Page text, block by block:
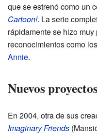
que se estrenó como un
Cartoon!. La serie
rápidamente se hizo
reconocimientos como los
Annie.
Nuevos
En 2004, otra de sus
Imaginary Friends